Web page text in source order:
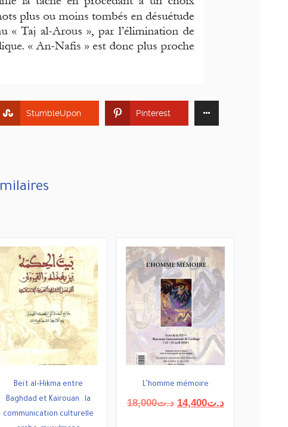
StumbleUpon Pinterest
Beït al–Hikma entre
Baghdad et Kairouan : la
communication culturelle
L’homme mémoire
د.ت18,000
Le
د.ت14,400
Le